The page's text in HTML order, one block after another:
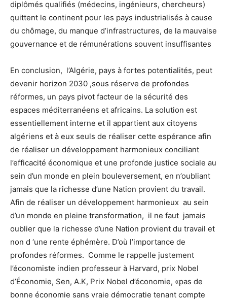
diplômés qualifiés (médecins, ingénieurs, chercheurs)
quittent le continent pour les pays industrialisés à cause
du chômage, du manque d’infrastructures, de la mauvaise
gouvernance et de rémunérations souvent insuffisantes
En conclusion, l’Algérie, pays à fortes potentialités, peut
devenir horizon 2030 ,sous réserve de profondes
réformes, un pays pivot facteur de la sécurité des
espaces méditerranéens et africains. La solution est
essentiellement interne et il appartient aux citoyens
algériens et à eux seuls de réaliser cette espérance afin
de réaliser un développement harmonieux conciliant
l’efficacité économique et une profonde justice sociale au
sein d’un monde en plein bouleversement, en n’oubliant
jamais que la richesse d’une Nation provient du travail.
Afin de réaliser un développement harmonieux au sein
d’un monde en pleine transformation, il ne faut jamais
oublier que la richesse d’une Nation provient du travail et
non d ‘une rente éphémère. D’où l’importance de
profondes réformes. Comme le rappelle justement
l’économiste indien professeur à Harvard, prix Nobel
d’Économie, Sen, A.K, Prix Nobel d’économie, «pas de
bonne économie sans vraie démocratie tenant compte